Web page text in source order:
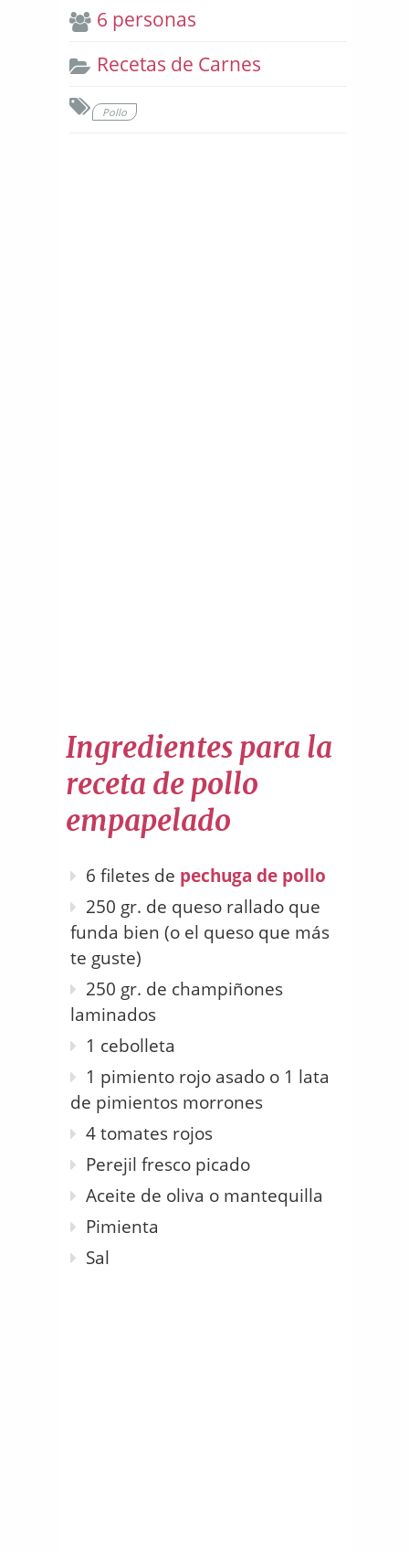
6 personas
Recetas de Carnes
Pollo
Ingredientes para la
receta de pollo
empapelado
6 filetes de pechuga de pollo
250 gr. de queso rallado que
funda bien (o el queso que más
te guste)
250 gr. de champiñones
laminados
1 cebolleta
1 pimiento rojo asado o 1 lata
de pimientos morrones
4 tomates rojos
Perejil fresco picado
Aceite de oliva o mantequilla
Pimienta
Sal